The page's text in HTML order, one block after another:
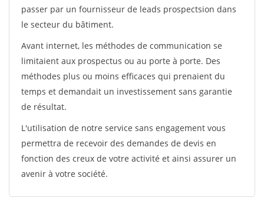
passer par un fournisseur de leads prospectsion dans
le secteur du bâtiment.
Avant internet, les méthodes de communication se
limitaient aux prospectus ou au porte à porte. Des
méthodes plus ou moins efficaces qui prenaient du
temps et demandait un investissement sans garantie
de résultat.
L'utilisation de notre service sans engagement vous
permettra de recevoir des demandes de devis en
fonction des creux de votre activité et ainsi assurer un
avenir à votre société.